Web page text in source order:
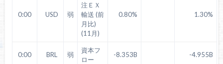
0:00 USD 弱
注ＥＸ
輸送 (前
月比)
(11月)
0.80% 1.30%
0:00 BRL 弱
資本フ
ロー
-8.353B -4.955B